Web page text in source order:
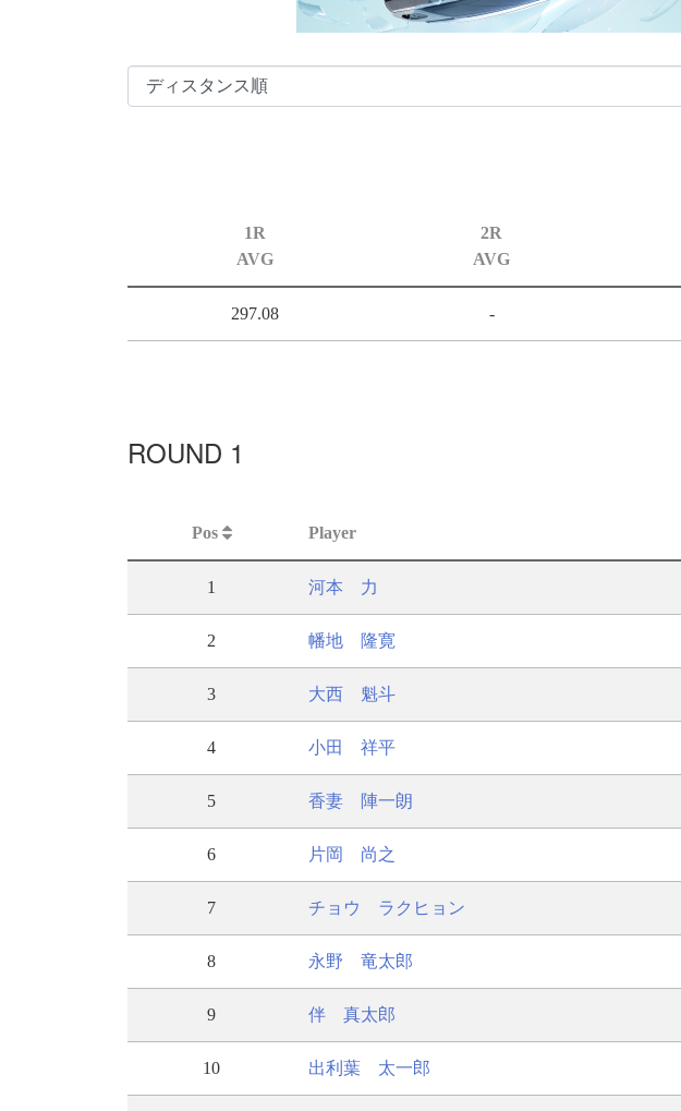
1R
AVG
2R
AVG
297.08 -
ROUND 1
Pos Player
1 河本 力
2 幡地 隆寛
3 大西 魁斗
4 小田 祥平
5 香妻 陣一朗
6 片岡 尚之
7 チョウ ラクヒョン
8 永野 竜太郎
9 伴 真太郎
10 出利葉 太一郎